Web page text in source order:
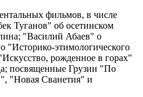
фильмов, в числе
Туганов" об осетинском
"Василий Абаев" о
"Историко-этимологического
рожденное в горах"
посвященные Грузии "По
"Новая Сванетия" и